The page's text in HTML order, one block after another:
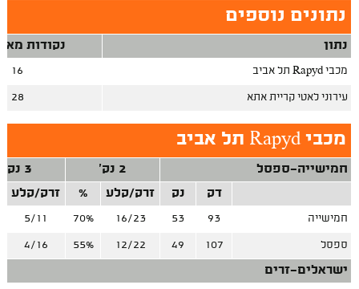
נתונים נוספים
נתון נקודות
מכבי Rapyd תל אביב 16
עירוני לאטי קריית אתא 28
מכבי Rapyd תל אביב
חמישייה-ספסל 2 נק'
3 נק'
דק
נק זרק/קלע % זרק/קלע
חמישייה 93
53
16/23
70%
5/11
ספסל 107
49
12/22
55%
4/16
ישראלים-זרים